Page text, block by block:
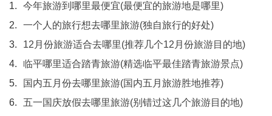
1.
今年旅游到哪里最便宜(最便宜的旅游地是哪里)
2.
一个人的旅行想去哪里旅游(独自旅行的好处)
3.
12月份旅游适合去哪里(推荐几个12月份旅游目的地)
4.
临平哪里适合踏青旅游(精选临平最佳踏青旅游景点)
5.
国内五月份去哪里旅游(国内五月旅游胜地推荐)
6.
五一国庆放假去哪里旅游(别错过这几个旅游目的地)